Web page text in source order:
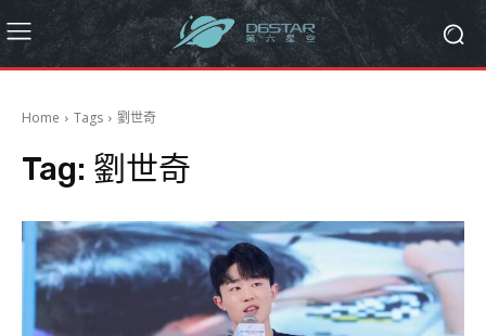
Home Tags 劉世奇
Tag: 劉世奇